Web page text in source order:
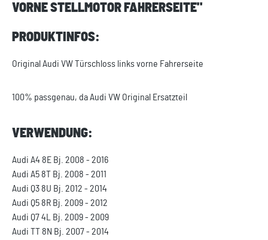
VORNE STELLMOTOR FAHRERSEITE"
PRODUKTINFOS:
Original Audi VW Türschloss links vorne Fahrerseite
100% passgenau, da Audi VW Original Ersatzteil
VERWENDUNG:
Audi A4 8E Bj. 2008 - 2016
Audi A5 8T Bj. 2008 - 2011
Audi Q3 8U Bj. 2012 - 2014
Audi Q5 8R Bj. 2009 - 2012
Audi Q7 4L Bj. 2009 - 2009
Audi TT 8N Bj. 2007 - 2014